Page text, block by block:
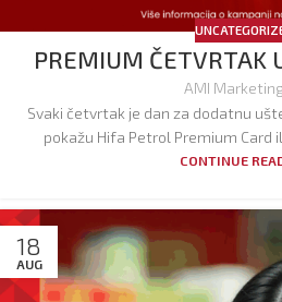
PREMIUM ČETVRTAK
AMI Marketing
Svaki četvrtak je dan za dodatnu
pokažu Hifa Petrol Premium Card
CONTINUE
18
AUG